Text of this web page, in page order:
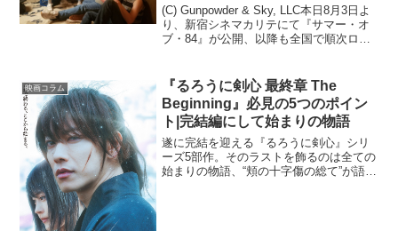
(C) Gunpowder & Sky, LLC本日8月3日よ
り、新宿シネマカリテにて『サマー・オ
ブ・84』が公開、以降も全国で順次ロー
春ホラー映画”の魅力に溢れき...
映画コラム
『るろうに剣心 最終章 The
Beginning』必見の5つのポイン
ト|完結編にして始まりの物語
遂に完結を迎える『るろうに剣心』シリ
ーズ5部作。そのラストを飾るのは全ての
始まりの物語、“頬の十字傷の総て”が語ら